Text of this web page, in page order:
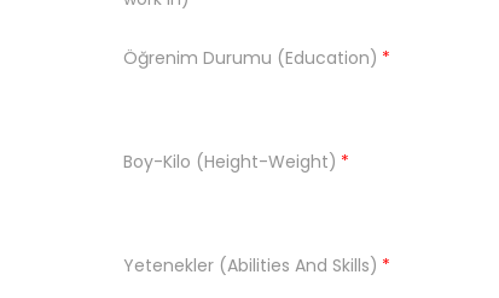
Öğrenim Durumu (Education) *
Boy-Kilo (Height-Weight) *
Yetenekler (Abilities And Skills) *